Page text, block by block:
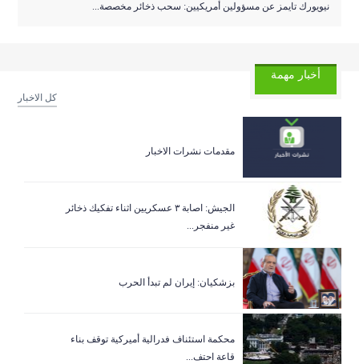
نيويورك تايمز عن مسؤولين أمريكيين: سحب ذخائر مخصصة...
أخبار مهمة
كل الاخبار
مقدمات نشرات الاخبار
الجيش: اصابة ٣ عسكريين اثناء تفكيك ذخائر
غير منفجر...
بزشكيان: إيران لم تبدأ الحرب
‏محكمة استئناف فدرالية أميركية توقف بناء
قاعة احتف...